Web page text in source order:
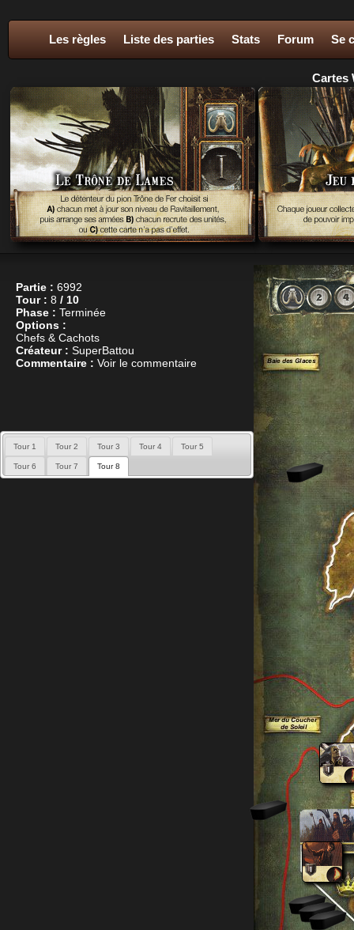
Les règles Liste des parties Stats Forum Se
Cartes
Partie : 6992
Tour : 8 / 10
Phase : Terminée
Options :
Chefs & Cachots
Créateur : SuperBattou
Commentaire : Voir le commentaire
Tour 1 Tour 2 Tour 3 Tour 4 Tour 5
Tour 6 Tour 7 Tour 8